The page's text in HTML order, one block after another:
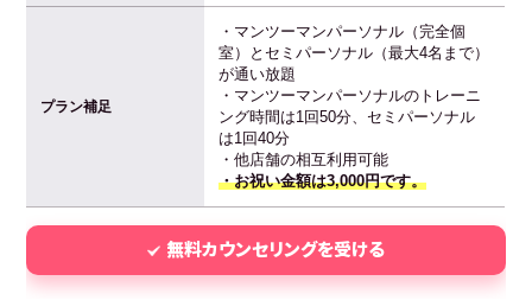
プラン補足
・マンツーマンパーソナル（完全個
室）とセミパーソナル（最大4名まで）
が通い放題
・マンツーマンパーソナルのトレーニ
ング時間は1回50分、セミパーソナル
は1回40分
・他店舗の相互利用可能
・お祝い金額は3,000円です。
無料カウンセリングを受ける